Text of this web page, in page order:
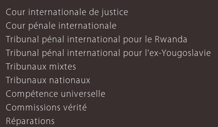
Cour internationale de justice
Cour pénale internationale
Tribunal pénal international pour le Rwanda
Tribunal pénal international pour l'ex-Yougoslavie
Tribunaux mixtes
Tribunaux nationaux
Compétence universelle
Commissions vérité
Réparations